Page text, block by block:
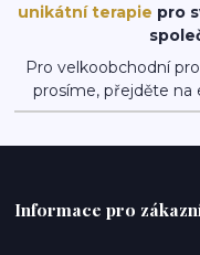
unikátní terapie pro
Pro velkoobchodní
prosíme, přejděte na
Informace pro